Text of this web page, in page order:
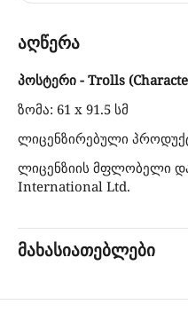
აღწერა
პოსტერი - Trolls
ზომა: 61 x 91.5 სმ
ლიცენზირებული
ლიცენზიის მფლობელი
International Ltd.
მახასიათებლები